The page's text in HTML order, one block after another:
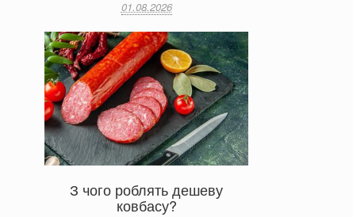
01.08.2026
З чого роблять дешеву
ковбасу?